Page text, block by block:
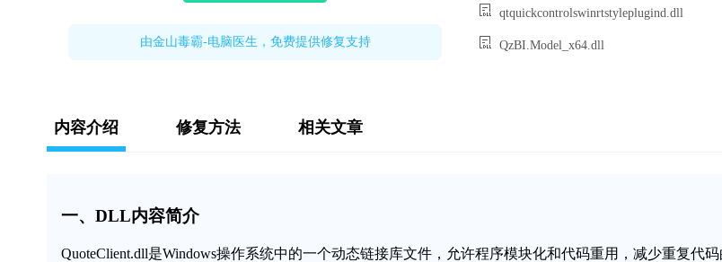
由金山毒霸-电脑医生，免费提供修复支持
qtquickcontrolswinrtstyleplugind.dll
QzBI.Model_x64.dll
内容介绍 修复方法 相关文章
一、DLL内容简介
QuoteClient.dll是Windows操作系统中的一个动态链接库文件，允许程序模块化和代码重用，减少重复代